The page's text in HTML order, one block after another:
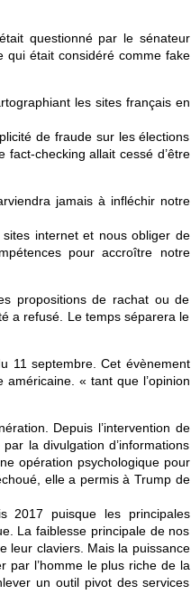
questionné par le sénateur
qui était considéré comme fake
les sites français en
de fraude sur les élections
checking allait cessé d’être
jamais à infléchir notre
internet et nous obliger de
pour accroître notre
propositions de rachat ou de
a refusé. Le temps séparera le
11 septembre. Cet évènement
« tant que l’opinion
Depuis l’intervention de
la divulgation d’informations
opération psychologique pour
elle a permis à Trump de
2017 puisque les principales
La faiblesse principale de nos
leur claviers. Mais la puissance
par l’homme le plus riche de la
un outil pivot des services